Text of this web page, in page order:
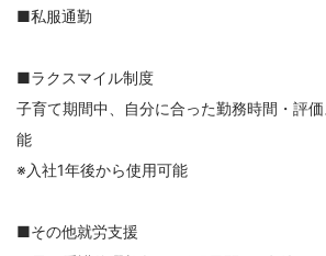
■私服通勤
■ラクスマイル制度
子育て期間中、自分に合った勤務時間・評
能
※入社1年後から使用可能
■その他就労支援